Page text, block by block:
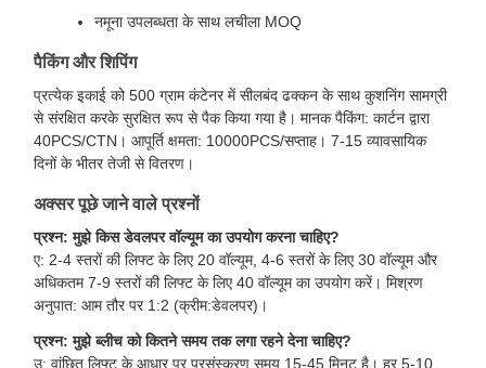
नमूना उपलब्धता के साथ लचीला MOQ
पैकिंग और शिपिंग
प्रत्येक इकाई को 500 ग्राम कंटेनर में सीलबंद ढक्कन के साथ कुशनिंग सामग्री
से संरक्षित करके सुरक्षित रूप से पैक किया गया है। मानक पैकिंग: कार्टन द्वारा
40PCS/CTN। आपूर्ति क्षमता: 10000PCS/सप्ताह। 7-15 व्यावसायिक
दिनों के भीतर तेजी से वितरण।
अक्सर पूछे जाने वाले प्रश्नों
प्रश्न: मुझे किस डेवलपर वॉल्यूम का उपयोग करना चाहिए?
ए: 2-4 स्तरों की लिफ्ट के लिए 20 वॉल्यूम, 4-6 स्तरों के लिए 30 वॉल्यूम और
अधिकतम 7-9 स्तरों की लिफ्ट के लिए 40 वॉल्यूम का उपयोग करें। मिश्रण
अनुपात: आम तौर पर 1:2 (क्रीम:डेवलपर)।
प्रश्न: मुझे ब्लीच को कितने समय तक लगा रहने देना चाहिए?
उ: वांछित लिफ्ट के आधार पर प्रसंस्करण समय 15-45 मिनट है। हर 5-10